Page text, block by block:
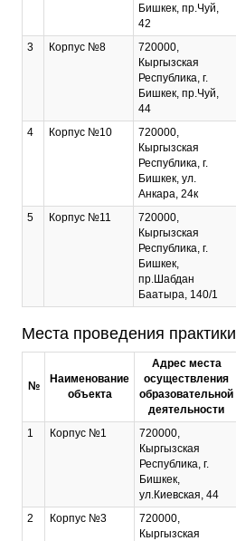
Бишкек, пр.Чуй,
42
3 Корпус №8
720000,
Кыргызская
Республика, г.
Бишкек, пр.Чуй,
44
4 Корпус №10
720000,
Кыргызская
Республика, г.
Бишкек, ул.
Анкара, 24к
5 Корпус №11
720000,
Кыргызская
Республика, г.
Бишкек,
пр.Шабдан
Баатыра, 140/1
Места проведения практики
№
Наименование
объекта
Адрес места
осуществления
образовательной
деятельности
1 Корпус №1
720000,
Кыргызская
Республика, г.
Бишкек,
ул.Киевская, 44
2 Корпус №3
720000,
Кыргызская